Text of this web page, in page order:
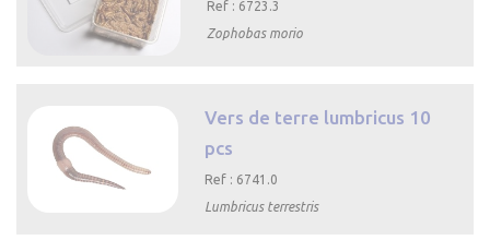
Ref : 6723.3
Zophobas morio
Vers de terre lumbricus 10
pcs
Ref : 6741.0
Lumbricus terrestris